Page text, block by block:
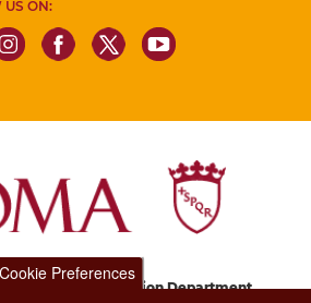
US ON:
Tourism and Fashion Department.
Cookie Preferences